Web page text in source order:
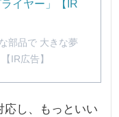
イヤー」【IR
部品で 大きな夢
IR広告】
応し、もっといい